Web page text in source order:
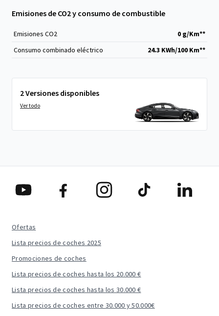
Emisiones de CO2 y consumo de combustible
Emisiones CO2
0 g/Km**
Consumo combinado eléctrico
24.3 KWh/100 Km**
2 Versiones disponibles
Ver todo
Ofertas
Lista precios de coches 2025
Promociones de coches
Lista precios de coches hasta los 20.000 €
Lista precios de coches hasta los 30.000 €
Lista precios de coches entre 30.000 y 50.000€